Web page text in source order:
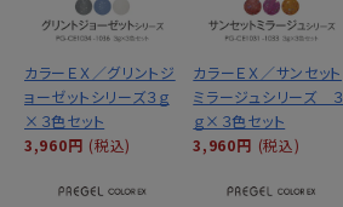
カラーＥＸ／グリントジ
ョーゼットシリーズ３ｇ
×３色セット
3,960円 (税込)
カラーＥＸ／サンセット
ミラージュシリーズ ３
ｇ×３色セット
3,960円 (税込)